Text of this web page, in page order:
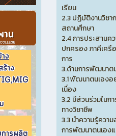
เรียน
2.3 ปฏิบัติงานวิชา
สถานศึกษา
2.4 การประสานค
ปกครอง ภาคีเครื
การ
3.ด้านการพัฒนาต
3.1 พัฒนาตนเองอ
เนื่อง
3.2 มีส่วนร่วมในก
ทางวิชาชีพ
3.3 นำความรู้ควา
การพัฒนาตนเอง